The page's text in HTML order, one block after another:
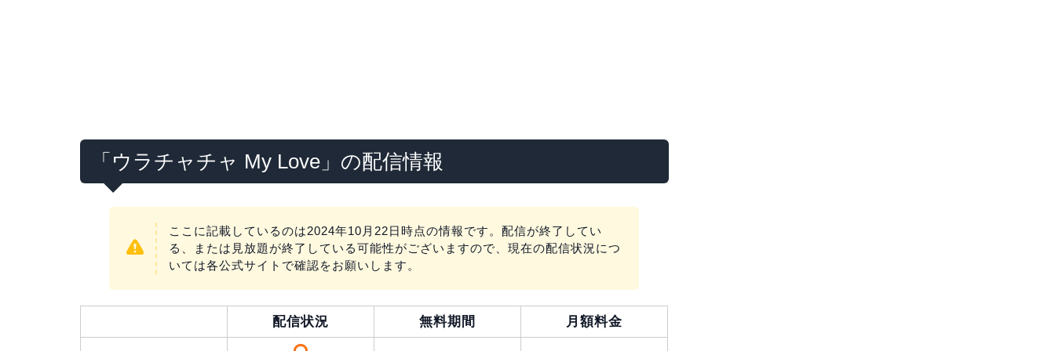
「ウラチャチャ My Love」の配信情報
ここに記載しているのは2024年10月22日時点の情報です。配信が終了してい
る、または見放題が終了している可能性がございますので、現在の配信状況につ
いては各公式サイトで確認をお願いします。
配信状況 無料期間 月額料金